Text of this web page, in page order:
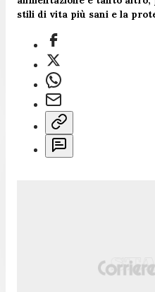
stili di vita più sani e la